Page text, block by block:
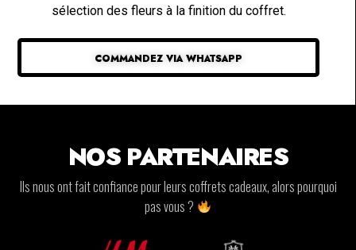
sélection des fleurs à la finition du coffret.
COMMANDEZ VIA WHATSAPP
NOS PARTENAIRES
Ils nous ont fait confiance pour leurs coffrets cadeaux, alors pourquoi
pas vous ?